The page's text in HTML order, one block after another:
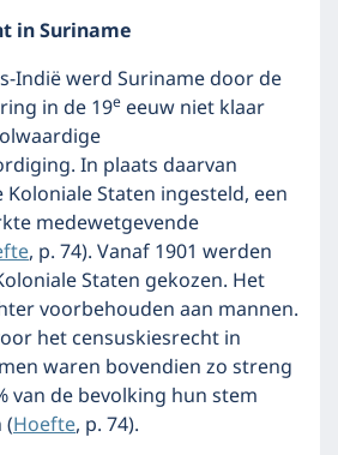
in Suriname
Indië werd Suriname door de
in de 19e eeuw niet klaar
In plaats daarvan
Staten ingesteld, een
medewetgevende
, p. 74). Vanaf 1901 werden
Staten gekozen. Het
voorbehouden aan mannen.
het censuskiesrecht in
waren bovendien zo streng
van de bevolking hun stem
Hoefte, p. 74).